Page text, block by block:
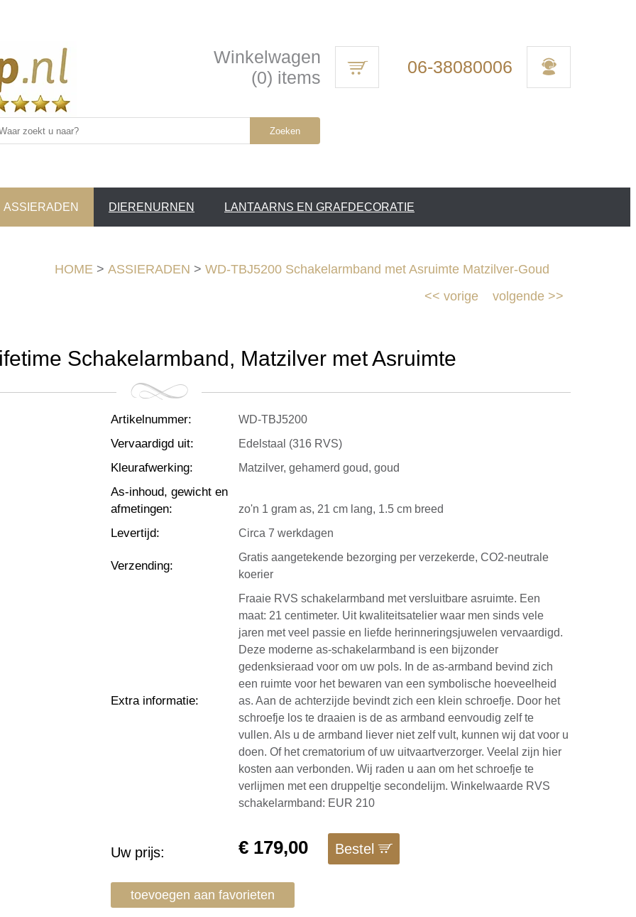
Winkelwagen
(0) items
06-38080006
Zoeken
ASSIERADEN DIERENURNEN LANTAARNS EN GRAFDECORATIE
HOME > ASSIERADEN > WD-TBJ5200 Schakelarmband met Asruimte Matzilver-Goud
volgende >>
<< vorige
Schakelarmband, Matzilver met Asruimte
Artikelnummer: WD-TBJ5200
Vervaardigd uit: Edelstaal (316 RVS)
Kleurafwerking: Matzilver, gehamerd goud, goud
As-inhoud, gewicht en
afmetingen: zo'n 1 gram as, 21 cm lang, 1.5 cm breed
Levertijd: Circa 7 werkdagen
Verzending:
Gratis aangetekende bezorging per verzekerde, CO2-neutrale
koerier
Extra informatie:
Fraaie RVS schakelarmband met versluitbare asruimte. Een
maat: 21 centimeter. Uit kwaliteitsatelier waar men sinds vele
jaren met veel passie en liefde herinneringsjuwelen vervaardigd.
Deze moderne as-schakelarmband is een bijzonder
gedenksieraad voor om uw pols. In de as-armband bevind zich
een ruimte voor het bewaren van een symbolische hoeveelheid
as. Aan de achterzijde bevindt zich een klein schroefje. Door het
schroefje los te draaien is de as armband eenvoudig zelf te
vullen. Als u de armband liever niet zelf vult, kunnen wij dat voor u
doen. Of het crematorium of uw uitvaartverzorger. Veelal zijn hier
kosten aan verbonden. Wij raden u aan om het schroefje te
verlijmen met een druppeltje secondelijm. Winkelwaarde RVS
schakelarmband: EUR 210
Uw prijs: € 179,00 Bestel
toevoegen aan favorieten